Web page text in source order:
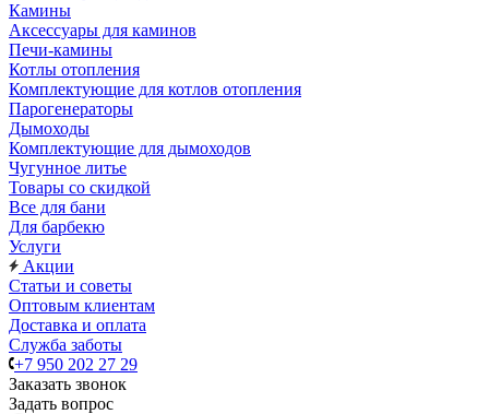
Камины
Аксессуары для каминов
Печи-камины
Котлы отопления
Комплектующие для котлов отопления
Парогенераторы
Дымоходы
Комплектующие для дымоходов
Чугунное литье
Товары со скидкой
Все для бани
Для барбекю
Услуги
Акции
Статьи и советы
Оптовым клиентам
Доставка и оплата
Служба заботы
+7 950 202 27 29
Заказать звонок
Задать вопрос